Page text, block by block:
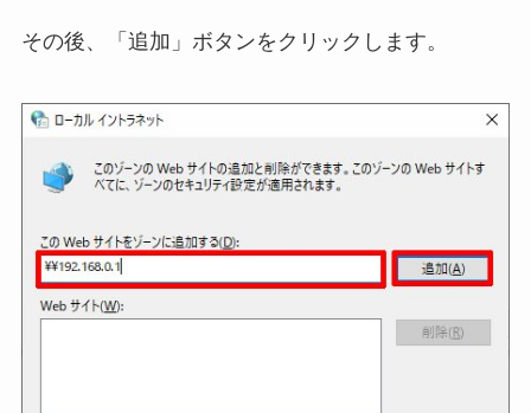
その後、「追加」ボタンをクリックします。